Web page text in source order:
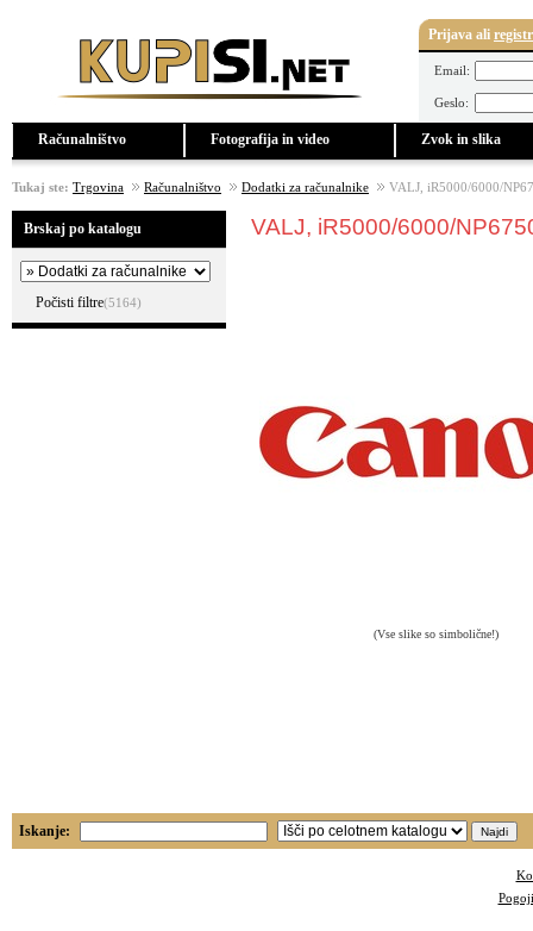
Prijava ali
Email:
Geslo:
Računalništvo Fotografija in video Zvok in slika
Tukaj ste: Trgovina Računalništvo Dodatki za računalnike VALJ, iR5000/6000/
Brskaj po katalogu
Počisti filtre(5164)
VALJ, iR5000/6000/
(Vse slike so simbolične!)
Iskanje: